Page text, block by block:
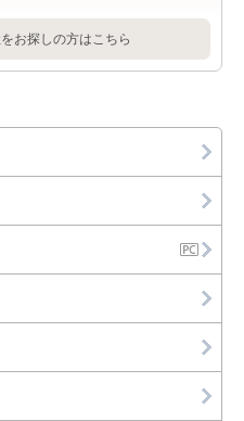
お探しの方はこちら